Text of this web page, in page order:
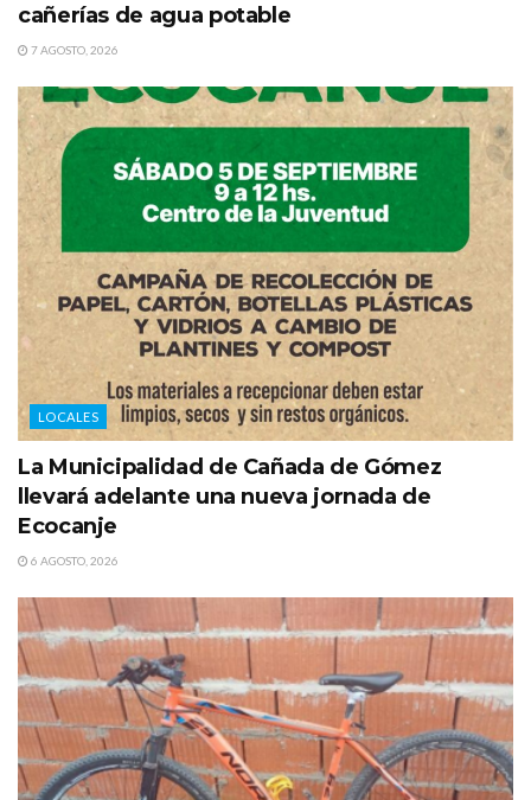
cañerías de agua potable
7 AGOSTO, 2026
LOCALES
La Municipalidad de Cañada de Gómez
llevará adelante una nueva jornada de
Ecocanje
6 AGOSTO, 2026